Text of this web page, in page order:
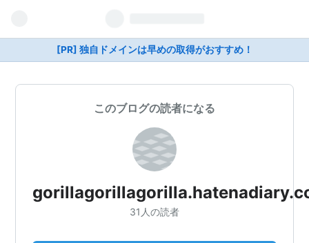
[PR] 独自ドメインは早めの取得がおすすめ！
このブログの読者になる
31人の読者